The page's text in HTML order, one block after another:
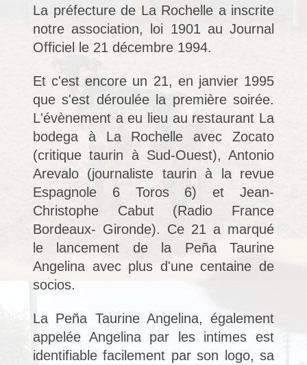
La préfecture de La Rochelle a inscrite
notre association, loi 1901 au Journal
Officiel le 21 décembre 1994.
Et c'est encore un 21, en janvier 1995
que s'est déroulée la première soirée.
L'évènement a eu lieu au restaurant La
bodega à La Rochelle avec Zocato
(critique taurin à Sud-Ouest), Antonio
Arevalo (journaliste taurin à la revue
Espagnole 6 Toros 6) et Jean-
Christophe Cabut (Radio France
Bordeaux- Gironde). Ce 21 a marqué
le lancement de la Peña Taurine
Angelina avec plus d'une centaine de
socios.
La Peña Taurine Angelina, également
appelée Angelina par les intimes est
identifiable facilement par son logo, sa